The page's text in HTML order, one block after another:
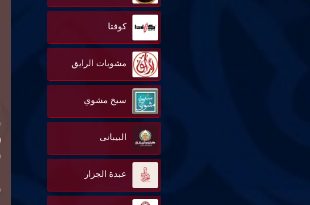
كوفتا
مشويات الرايق
سيخ مشوي
البيبانى
عبدة الجزار